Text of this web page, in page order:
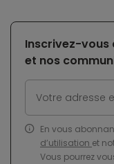
Inscrivez-vous
et nos
En vous
d’utilisation et
Vous pourrez